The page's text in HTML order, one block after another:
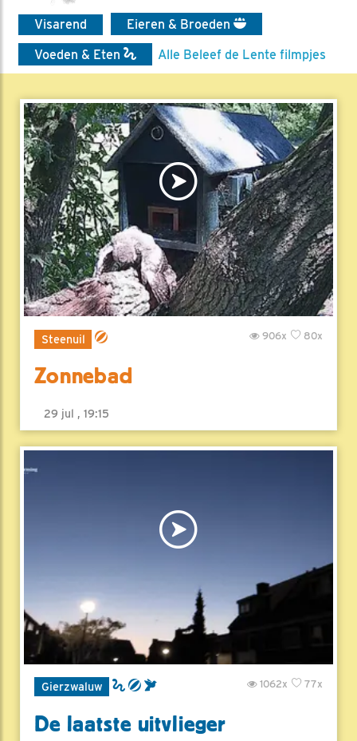
Visarend
Eieren & Broeden
Voeden & Eten
Alle Beleef de Lente filmpjes
Steenuil 80x
906x
Zonnebad
29 jul , 19:15
Gierzwaluw 77x
1062x
De laatste uitvlieger